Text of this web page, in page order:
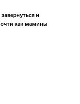
и
как мамины